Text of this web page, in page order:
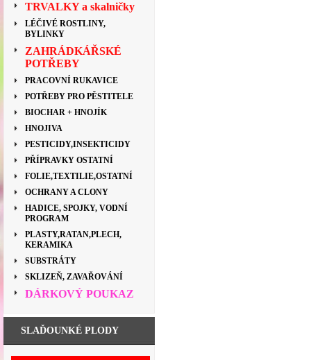
TRVALKY a skalničky
LÉČIVÉ ROSTLINY,
BYLINKY
ZAHRÁDKÁŘSKÉ
POTŘEBY
PRACOVNÍ RUKAVICE
POTŘEBY PRO PĚSTITELE
BIOCHAR + HNOJÍK
HNOJIVA
PESTICIDY,INSEKTICIDY
PŘÍPRAVKY OSTATNÍ
FOLIE,TEXTILIE,OSTATNÍ
OCHRANY A CLONY
HADICE, SPOJKY, VODNÍ
PROGRAM
PLASTY,RATAN,PLECH,
KERAMIKA
SUBSTRÁTY
SKLIZEŇ, ZAVAŘOVÁNÍ
DÁRKOVÝ POUKAZ
SLAĎOUNKÉ PLODY